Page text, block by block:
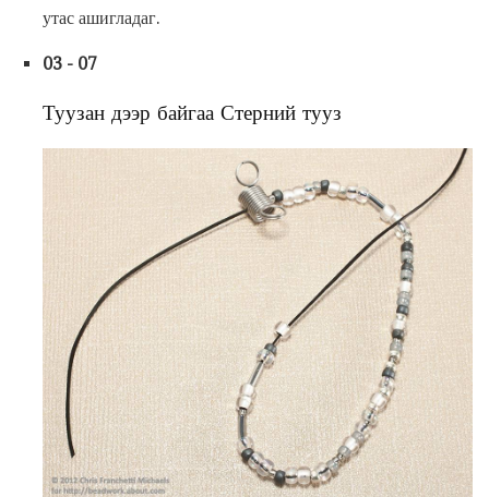
утас ашигладаг.
03 - 07
Туузан дээр байгаа Стерний тууз